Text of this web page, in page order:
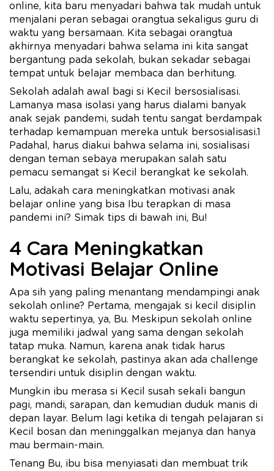
online, kita baru menyadari bahwa tak mudah untuk
menjalani peran sebagai orangtua sekaligus guru di
waktu yang bersamaan. Kita sebagai orangtua
akhirnya menyadari bahwa selama ini kita sangat
bergantung pada sekolah, bukan sekadar sebagai
tempat untuk belajar membaca dan berhitung.
Sekolah adalah awal bagi si Kecil bersosialisasi.
Lamanya masa isolasi yang harus dialami banyak
anak sejak pandemi, sudah tentu sangat berdampak
terhadap kemampuan mereka untuk bersosialisasi.1
Padahal, harus diakui bahwa selama ini, sosialisasi
dengan teman sebaya merupakan salah satu
pemacu semangat si Kecil berangkat ke sekolah.
Lalu, adakah cara meningkatkan motivasi anak
belajar online yang bisa Ibu terapkan di masa
pandemi ini? Simak tips di bawah ini, Bu!
4 Cara Meningkatkan
Motivasi Belajar Online
Apa sih yang paling menantang mendampingi anak
sekolah online? Pertama, mengajak si kecil disiplin
waktu sepertinya, ya, Bu. Meskipun sekolah online
juga memiliki jadwal yang sama dengan sekolah
tatap muka. Namun, karena anak tidak harus
berangkat ke sekolah, pastinya akan ada challenge
tersendiri untuk disiplin dengan waktu.
Mungkin ibu merasa si Kecil susah sekali bangun
pagi, mandi, sarapan, dan kemudian duduk manis di
depan layar. Belum lagi ketika di tengah pelajaran si
Kecil bosan dan meninggalkan mejanya dan hanya
mau bermain-main.
Tenang Bu, ibu bisa menyiasati dan membuat trik